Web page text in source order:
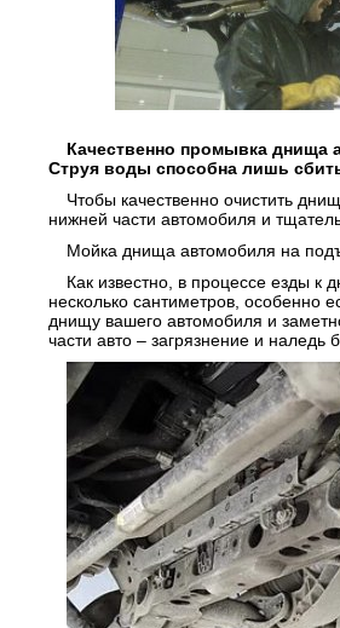
Качественно промывка днища
Струя воды способна лишь
Чтобы качественно очистить
нижней части автомобиля и
Мойка днища автомобиля на
Как известно, в процессе езды к
несколько сантиметров, особенно
днищу вашего автомобиля и
части авто – загрязнение и наледь